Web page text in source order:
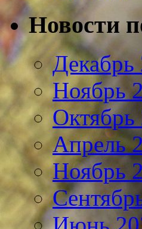
Новости
Декабрь
Ноябрь
Октябрь
Апрель
Ноябрь